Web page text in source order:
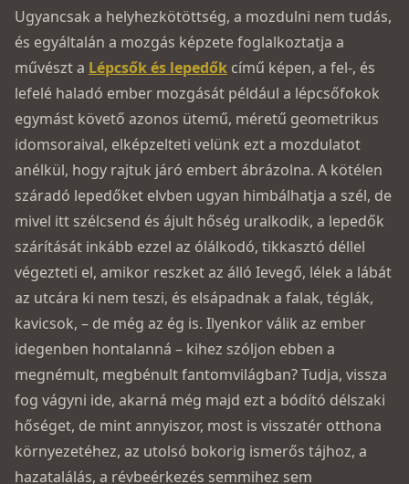
Ugyancsak a helyhezkötöttség, a mozdulni nem tudás,
és egyáltalán a mozgás képzete foglalkoztatja a
művészt a Lépcsők és lepedők című képen, a fel-, és
lefelé haladó ember mozgását például a lépcsőfokok
egymást követő azonos ütemű, méretű geometrikus
idomsoraival, elképzelteti velünk ezt a mozdulatot
anélkül, hogy rajtuk járó embert ábrázolna. A kötélen
száradó lepedőket elvben ugyan himbálhatja a szél, de
mivel itt szélcsend és ájult hőség uralkodik, a lepedők
szárítását inkább ezzel az ólálkodó, tikkasztó déllel
végezteti el, amikor reszket az álló Ievegő, lélek a lábát
az utcára ki nem teszi, és elsápadnak a falak, téglák,
kavicsok, – de még az ég is. Ilyenkor válik az ember
idegenben hontalanná – kihez szóljon ebben a
megnémult, megbénult fantomvilágban? Tudja, vissza
fog vágyni ide, akarná még majd ezt a bódító délszaki
hőséget, de mint annyiszor, most is visszatér otthona
környezetéhez, az utolsó bokorig ismerős tájhoz, a
hazatalálás, a révbeérkezés semmihez sem